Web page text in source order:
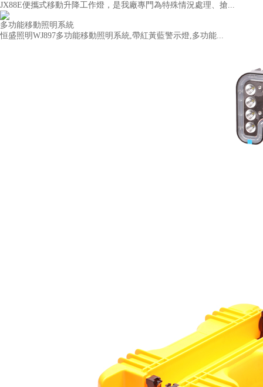
JX88E便攜式移動升降工作燈，是我廠專門為特殊情況處理、搶...
多功能移動照明系統
恒盛照明WJ897多功能移動照明系統,帶紅黃藍警示燈,多功能...